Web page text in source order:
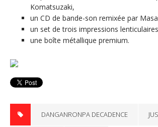
Komatsuzaki,
un CD de bande-son remixée par
un set de trois impressions
une boîte métallique premium.
DANGANRONPA DECADENCE